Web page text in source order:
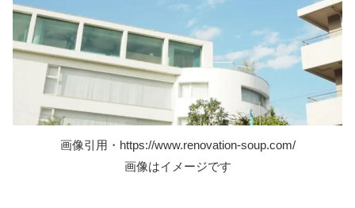
画像引用・https://www.renovation-soup.com/
画像はイメージです